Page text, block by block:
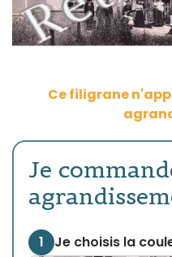
Ce filigrane
Je
1 Je choisis la